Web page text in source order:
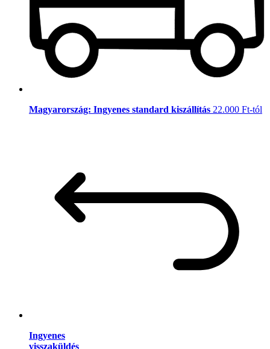
Magyarország: Ingyenes standard kiszállítás 22.000 Ft-tól
Ingyenes
visszaküldés